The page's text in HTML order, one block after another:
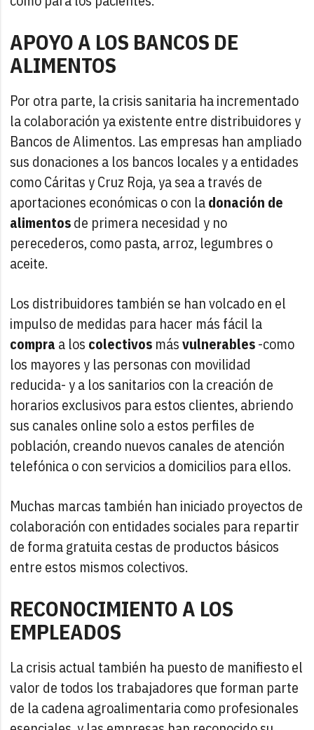
APOYO A LOS BANCOS DE
ALIMENTOS
Por otra parte, la crisis sanitaria ha incrementado
la colaboración ya existente entre distribuidores y
Bancos de Alimentos. Las empresas han ampliado
sus donaciones a los bancos locales y a entidades
como Cáritas y Cruz Roja, ya sea a través de
aportaciones económicas o con ladonación de
alimentosde primera necesidad y no
perecederos, como pasta, arroz, legumbres o
aceite.
Los distribuidores también se han volcado en el
impulso de medidas para hacer más fácil la
compra a los colectivos másvulnerables-como
los mayores y las personas con movilidad
reducida- y a los sanitarios con la creación de
horarios exclusivos para estos clientes, abriendo
sus canales online solo a estos perfiles de
población, creando nuevos canales de atención
telefónica o con servicios a domicilios para ellos.
Muchas marcas también han iniciado proyectos de
colaboración con entidades sociales para repartir
de forma gratuita cestas de productos básicos
entre estos mismos colectivos.
RECONOCIMIENTO A LOS
EMPLEADOS
La crisis actual también ha puesto de manifiesto el
valor de todos los trabajadores que forman parte
de la cadena agroalimentaria como profesionales